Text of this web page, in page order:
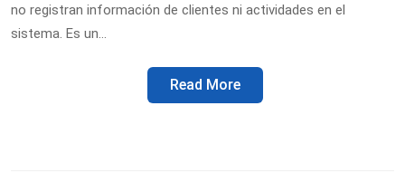
no registran información de clientes ni actividades en el
sistema. Es un…
Read More